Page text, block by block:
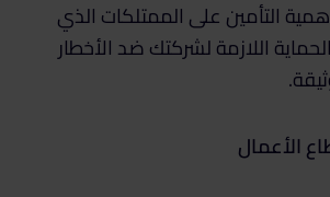
التأمين على الممتلكات الذي
اللازمة لشركتك ضد الأخطار
الأعمال